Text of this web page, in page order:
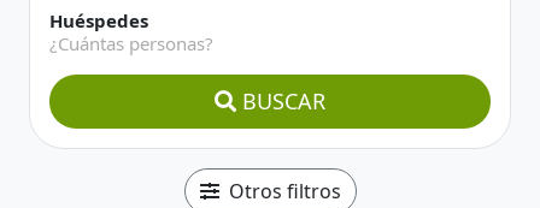
Huéspedes
¿Cuántas personas?
BUSCAR
Otros filtros